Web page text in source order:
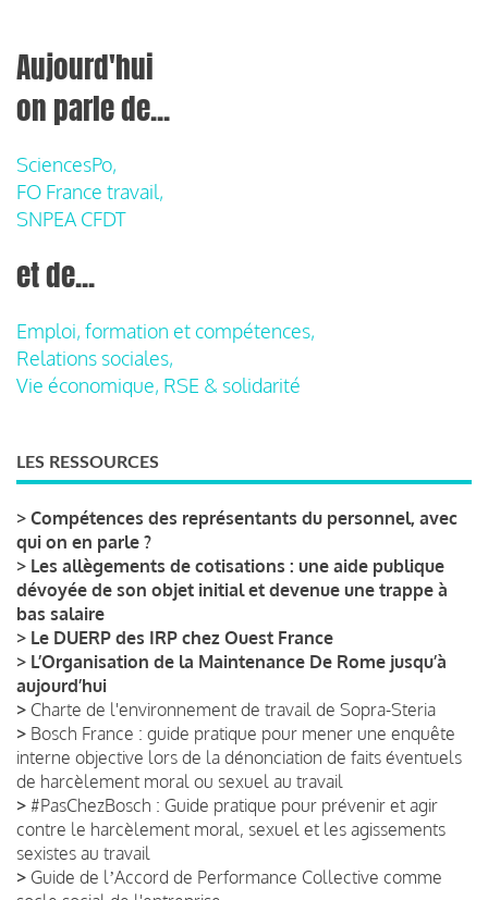
Aujourd'hui
on parle de...
SciencesPo,
FO France travail,
SNPEA CFDT
et de...
Emploi, formation et compétences,
Relations sociales,
Vie économique, RSE & solidarité
LES RESSOURCES
> Compétences des représentants du personnel, avec
qui on en parle ?
> Les allègements de cotisations : une aide publique
dévoyée de son objet initial et devenue une trappe à
bas salaire
> Le DUERP des IRP chez Ouest France
> L’Organisation de la Maintenance De Rome jusqu’à
aujourd’hui
> Charte de l'environnement de travail de Sopra-Steria
> Bosch France : guide pratique pour mener une enquête
interne objective lors de la dénonciation de faits éventuels
de harcèlement moral ou sexuel au travail
> #PasChezBosch : Guide pratique pour prévenir et agir
contre le harcèlement moral, sexuel et les agissements
sexistes au travail
> Guide de lʼAccord de Performance Collective comme